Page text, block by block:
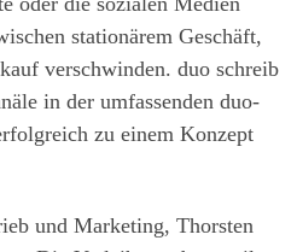
stationärem Geschäft,
verschwinden. duo schreib
in der umfassenden duo-
zu einem Konzept
und Marketing, Thorsten